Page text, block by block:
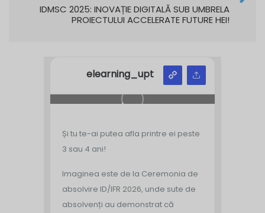
IDMSC 2025: INOVAȚIE DIGITALĂ SUB UMBRELA
PROIECTULUI ACCELERATE FUTURE HEI!
elearning_upt
Și tu te-ai putea afla printre ei peste
3 sau 4 ani!
Imaginea este de la Ceremonia de
absolvire ID/IFR 2026, unde sute de
absolvenți au demonstrat că